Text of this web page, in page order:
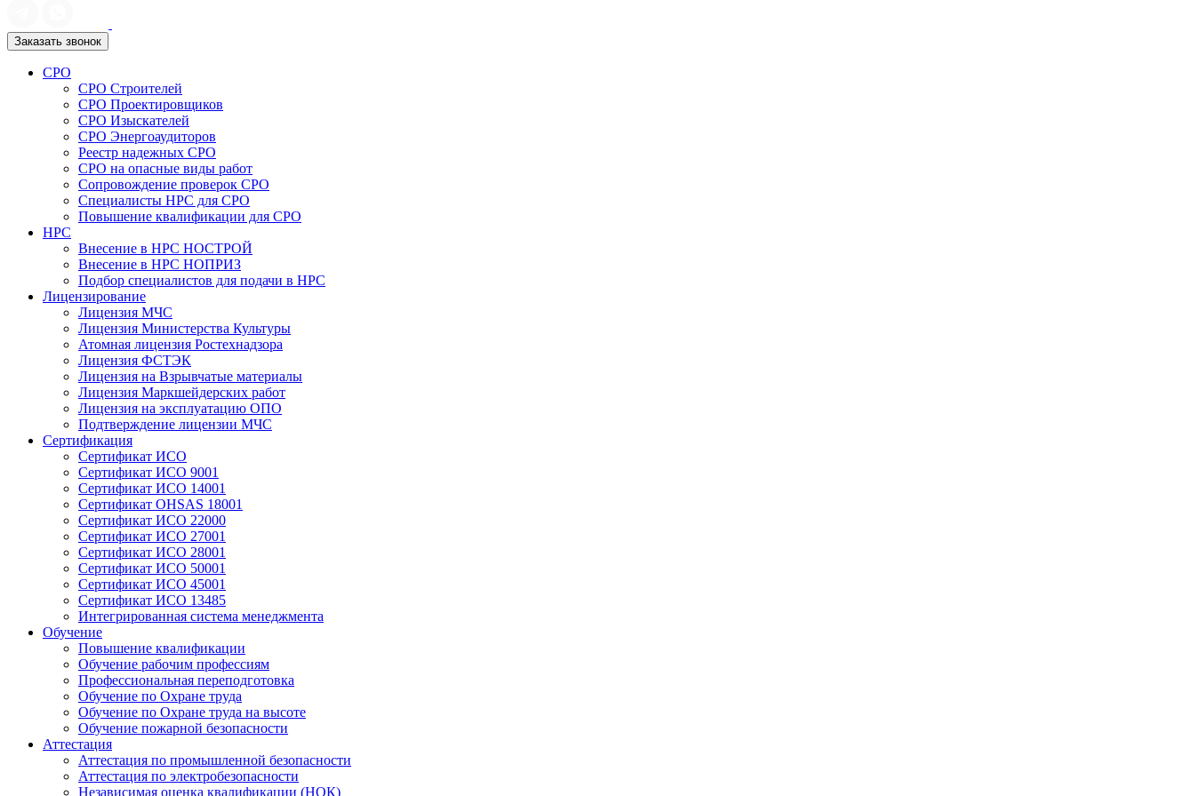
Заказать звонок
СРО
СРО Строителей
СРО Проектировщиков
СРО Изыскателей
СРО Энергоаудиторов
Реестр надежных СРО
СРО на опасные виды работ
Сопровождение проверок СРО
Специалисты НРС для СРО
Повышение квалификации для СРО
НРС
Внесение в НРС НОСТРОЙ
Внесение в НРС НОПРИЗ
Подбор специалистов для подачи в НРС
Лицензирование
Лицензия МЧС
Лицензия Министерства Культуры
Атомная лицензия Ростехнадзора
Лицензия ФСТЭК
Лицензия на Взрывчатые материалы
Лицензия Маркшейдерских работ
Лицензия на эксплуатацию ОПО
Подтверждение лицензии МЧС
Сертификация
Сертификат ИСО
Сертификат ИСО 9001
Сертификат ИСО 14001
Сертификат OHSAS 18001
Сертификат ИСО 22000
Сертификат ИСО 27001
Сертификат ИСО 28001
Сертификат ИСО 50001
Сертификат ИСО 45001
Сертификат ИСО 13485
Интегрированная система менеджмента
Обучение
Повышение квалификации
Обучение рабочим профессиям
Профессиональная переподготовка
Обучение по Охране труда
Обучение по Охране труда на высоте
Обучение пожарной безопасности
Аттестация
Аттестация по промышленной безопасности
Аттестация по электробезопасности
Независимая оценка квалификации (НОК)